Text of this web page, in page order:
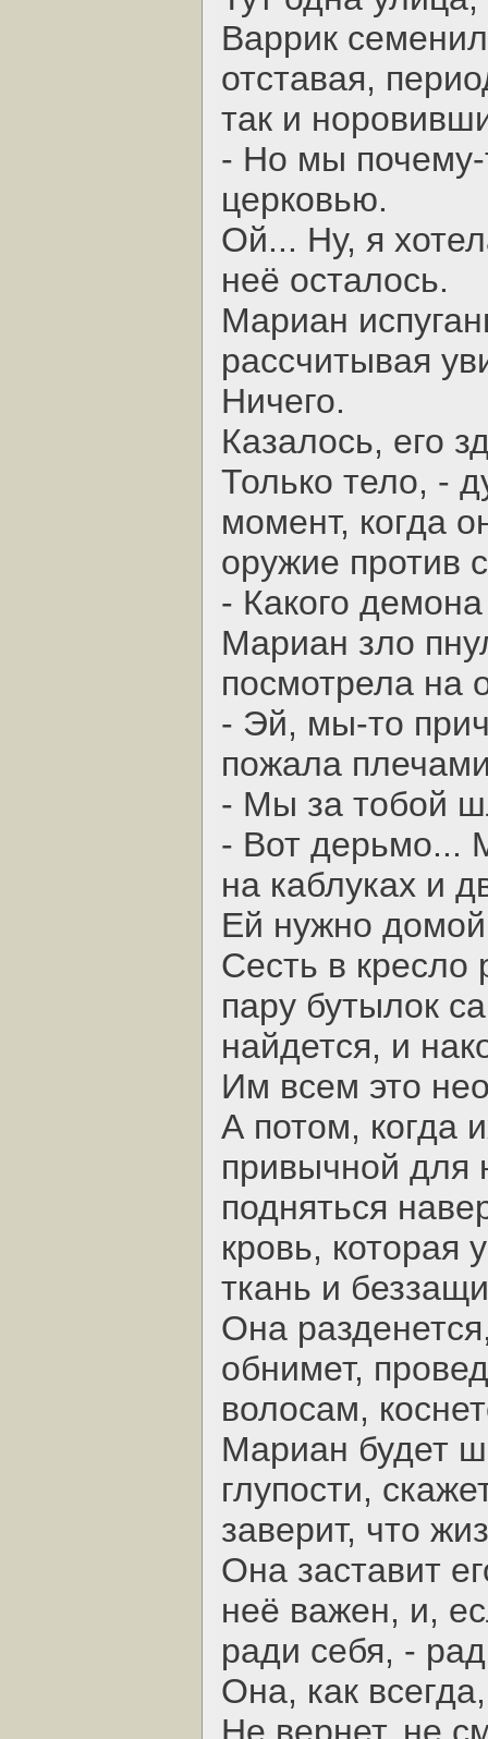
Варрик
отставая,
так и
- Но мы почему-
церковью.
Ой... Ну, я
неё осталось.
Мариан
рассчитывая
Ничего.
Казалось, его
Только тело, -
момент, когда
оружие против
- Какого
Мариан зло
посмотрела на
- Эй, мы-то
пожала
- Мы за тобой
- Вот дерьмо...
на каблуках и
Ей нужно
Сесть в кресло
пару бутылок
найдется, и
Им всем это
А потом, когда
привычной для
подняться
кровь, которая
ткань и
Она
обнимет,
волосам,
Мариан будет
глупости,
заверит, что
Она заставит
неё важен, и,
ради себя, -
Она, как